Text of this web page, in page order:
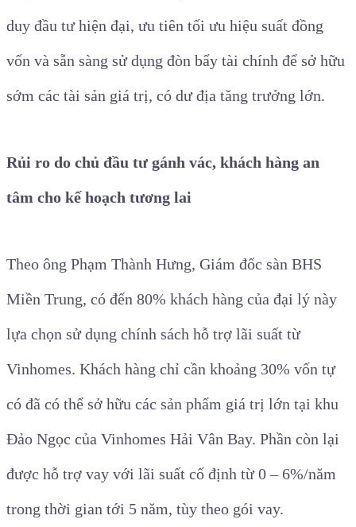
duy đầu tư hiện đại, ưu tiên tối ưu hiệu suất đồng
vốn và sẵn sàng sử dụng đòn bẩy tài chính để sở hữu
sớm các tài sản giá trị, có dư địa tăng trưởng lớn.
Rủi ro do chủ đầu tư gánh vác, khách hàng an
tâm cho kế hoạch tương lai
Theo ông Phạm Thành Hưng, Giám đốc sàn BHS
Miền Trung, có đến 80% khách hàng của đại lý này
lựa chọn sử dụng chính sách hỗ trợ lãi suất từ
Vinhomes. Khách hàng chỉ cần khoảng 30% vốn tự
có đã có thể sở hữu các sản phẩm giá trị lớn tại khu
Đảo Ngọc của Vinhomes Hải Vân Bay. Phần còn lại
được hỗ trợ vay với lãi suất cố định từ 0 – 6%/năm
trong thời gian tới 5 năm, tùy theo gói vay.